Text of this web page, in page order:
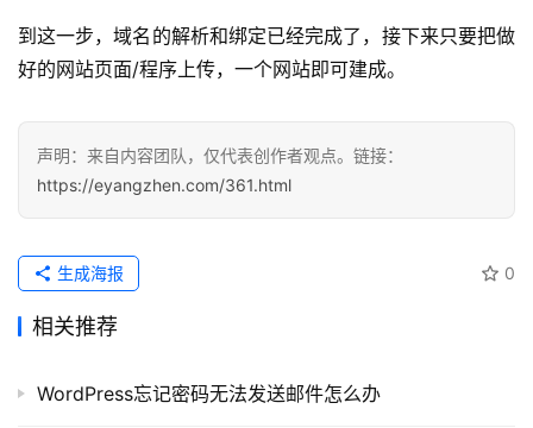
项
目
提
示
词
开
码
到这一步，域名的解析和绑定已经完成了，接下来只要把做
好的网站页面/程序上传，一个网站即可建成。
声明：来自内容团队，仅代表创作者观点。链接：
https://eyangzhen.com/361.html
0
生成海报
相关推荐
WordPress忘记密码无法发送邮件怎么办